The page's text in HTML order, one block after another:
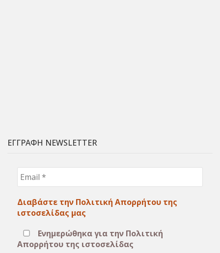
ΕΓΓΡΑΦΗ NEWSLETTER
Διαβάστε την Πολιτική Απορρήτου της
ιστοσελίδας μας
Ενημερώθηκα για την Πολιτική
Απορρήτου της ιστοσελίδας